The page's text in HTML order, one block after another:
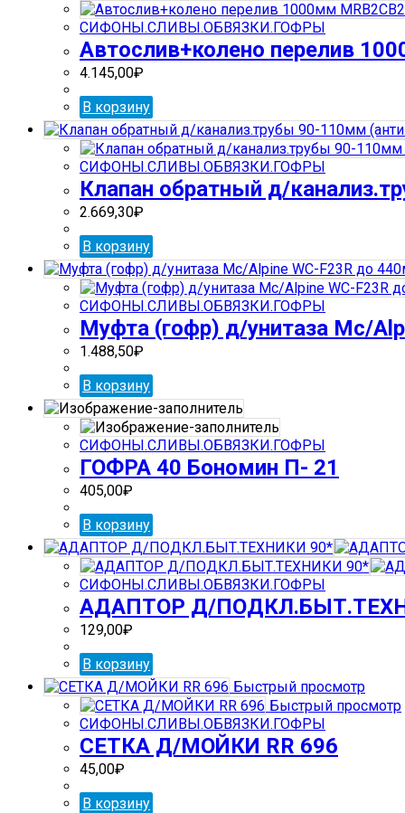
СИФОНЫ.СЛИВЫ.ОБВЯЗКИ.ГОФРЫ
Автослив+колено перелив
4.145,00₽
В корзину
СИФОНЫ.СЛИВЫ.ОБВЯЗКИ.ГОФРЫ
Клапан обратный д/
2.669,30₽
В корзину
СИФОНЫ.СЛИВЫ.ОБВЯЗКИ.ГОФРЫ
Муфта (гофр) д/унитаза Mc/
1.488,50₽
В корзину
СИФОНЫ.СЛИВЫ.ОБВЯЗКИ.ГОФРЫ
ГОФРА 40 Бономин П- 21
405,00₽
В корзину
СИФОНЫ.СЛИВЫ.ОБВЯЗКИ.ГОФРЫ
АДАПТОР Д/
129,00₽
В корзину
Быстрый просмотр
Быстрый просмотр
СИФОНЫ.СЛИВЫ.ОБВЯЗКИ.ГОФРЫ
СЕТКА Д/МОЙКИ RR 696
45,00₽
В корзину